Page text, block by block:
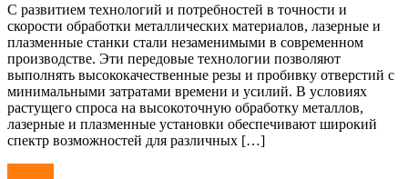
С развитием технологий и потребностей в точности и
скорости обработки металлических материалов, лазерные и
плазменные станки стали незаменимыми в современном
производстве. Эти передовые технологии позволяют
выполнять высококачественные резы и пробивку отверстий с
минимальными затратами времени и усилий. В условиях
растущего спроса на высокоточную обработку металлов,
лазерные и плазменные установки обеспечивают широкий
спектр возможностей для различных […]